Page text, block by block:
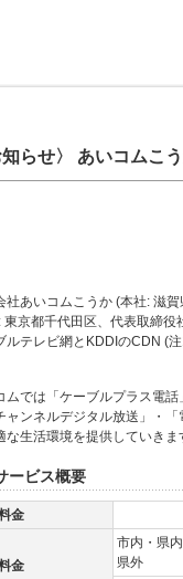
知らせ〉 あいコムこ
社あいコムこうか (本社: 滋
東京都千代田区、代表取締
ルテレビ網とKDDIのCDN (
ムでは「ケーブルプラス電
ャンネルデジタル放送」・
な生活環境を提供していきま
ービス概要
金
金
市内・県
県外